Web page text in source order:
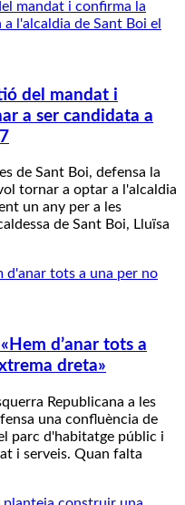
del mandat i
a ser candidata a
de Sant Boi, defensa la
tornar a optar a l'alcaldia
un any per a les
de Sant Boi, Lluïsa
d’anar tots a
dreta»
Republicana a les
una confluència de
parc d'habitatge públic i
i serveis. Quan falta